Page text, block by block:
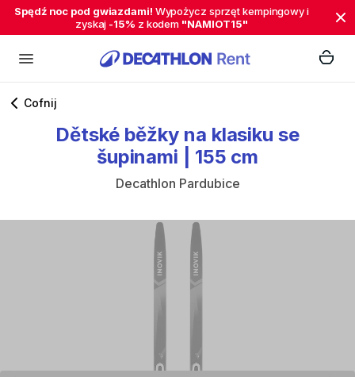
Spędź noc pod gwiazdami! Wypożycz sprzęt kempingowy i
zyskaj -15% z kodem "NAMIOT15"
Cofnij
Dětské běžky na klasiku se
šupinami
155 cm
Decathlon Pardubice